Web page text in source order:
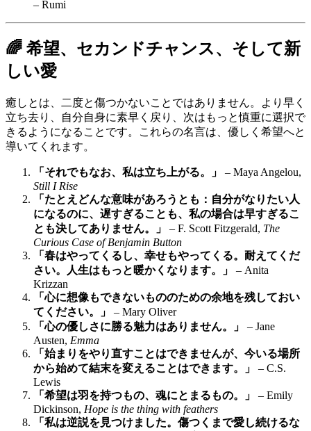
– Rumi
🌈 希望、セカンドチャンス、そして新
しい愛
癒しとは、二度と傷つかないことではありません。より早く
立ち去り、自分自身に素早く戻り、次はもっと慎重に選択で
きるようになることです。これらの名言は、優しく希望へと
導いてくれます。
「それでもなお、私は立ち上がる。」
– Maya Angelou,
Still I Rise
「たとえどんな意味があろうとも：自分がなりたい人
になるのに、遅すぎることも、私の場合は早すぎるこ
とも決してありません。」
– F. Scott Fitzgerald, The
Curious Case of Benjamin Button
「春はやってくるし、幸せもやってくる。耐えてくだ
さい。人生はもっと暖かくなります。」
– Anita
Krizzan
「心に想像もできないもののための余地を残しておい
てください。」
– Mary Oliver
「心の優しさに勝る魅力はありません。」
– Jane
Austen, Emma
「始まりをやり直すことはできませんが、今いる場所
から始めて結末を変えることはできます。」
– C.S.
Lewis
「希望は羽を持つもの、魂にとまるもの。」
– Emily
Dickinson, Hope is the thing with feathers
「私は逆説を見つけました。傷つくまで愛し続けるな